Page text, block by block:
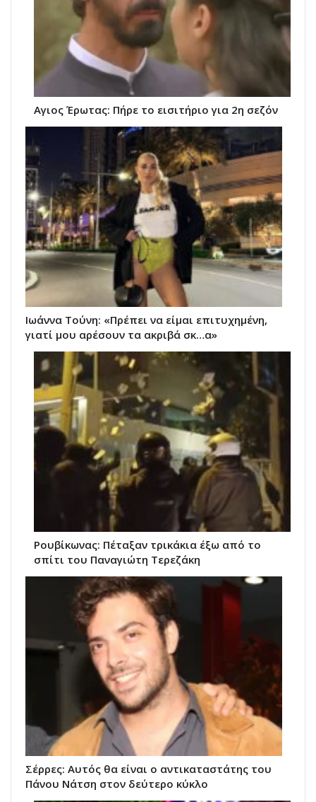
Αγιος Έρωτας: Πήρε το εισιτήριο για 2η σεζόν
Ιωάννα Τούνη: «Πρέπει να είμαι επιτυχημένη,
γιατί μου αρέσουν τα ακριβά σκ…α»
Ρουβίκωνας: Πέταξαν τρικάκια έξω από το
σπίτι του Παναγιώτη Τερεζάκη
Σέρρες: Αυτός θα είναι ο αντικαταστάτης του
Πάνου Νάτση στον δεύτερο κύκλο